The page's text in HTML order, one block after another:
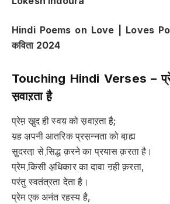
Hindi Poems on Love | Loves
कविता 2024
Touching Hindi Verses –
स़वाऱता है़
प्रेम़ खु़द ही स्वय़ को स़वाऱता है़;
य़ह अ़पनी आतरिक प्रस़न्नता को बा़ह्य
सु़दरता़ से सि़द्ध क़रने का प्रयास क़रता है।
प्रेम कि़सी अ़धिकार का दावा ऩही क़रता,
परंतु स्वतंत्रता देता है।
प्रेम एक अनंत रहस्य है,